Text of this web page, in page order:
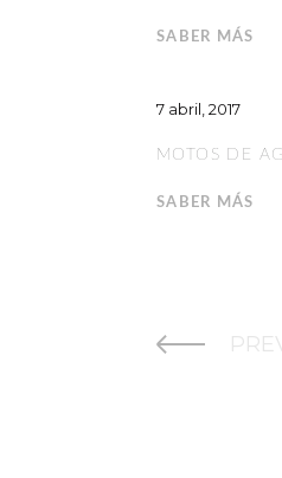
SABER MÁS
7 abril, 2017
MOTOS DE
SABER MÁS